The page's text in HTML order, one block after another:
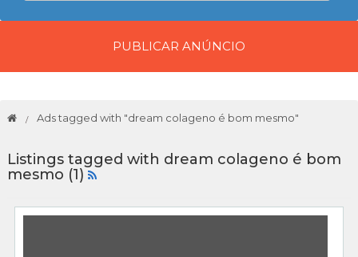
PUBLICAR ANÚNCIO
Ads tagged with "dream colageno é bom mesmo"
Listings tagged with dream colageno é bom
mesmo (1)